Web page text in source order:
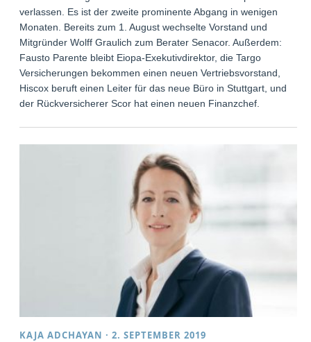
verlassen. Es ist der zweite prominente Abgang in wenigen
Monaten. Bereits zum 1. August wechselte Vorstand und
Mitgründer Wolff Graulich zum Berater Senacor. Außerdem:
Fausto Parente bleibt Eiopa-Exekutivdirektor, die Targo
Versicherungen bekommen einen neuen Vertriebsvorstand,
Hiscox beruft einen Leiter für das neue Büro in Stuttgart, und
der Rückversicherer Scor hat einen neuen Finanzchef.
KAJA ADCHAYAN ·2. SEPTEMBER 2019